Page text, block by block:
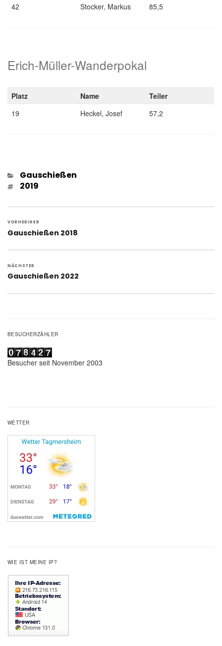
42
Stocker, Markus 85,5
Erich-Müller-Wanderpokal
Platz Name
Teiler
19
Heckel, Josef 57,2
Kategorien
Gauschießen
Schlagwörter
2019
VORHERIGER
Vorheriger
Gauschießen 2018
NÄCHSTER
Nächster
Gauschießen 2022
BESUCHERZÄHLER
Besucher seit November 2003
WETTER
WIE IST MEINE IP?